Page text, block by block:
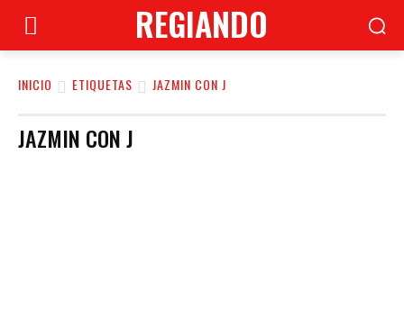
REGIANDO
INICIO ETIQUETAS JAZMIN CON J
JAZMIN CON J